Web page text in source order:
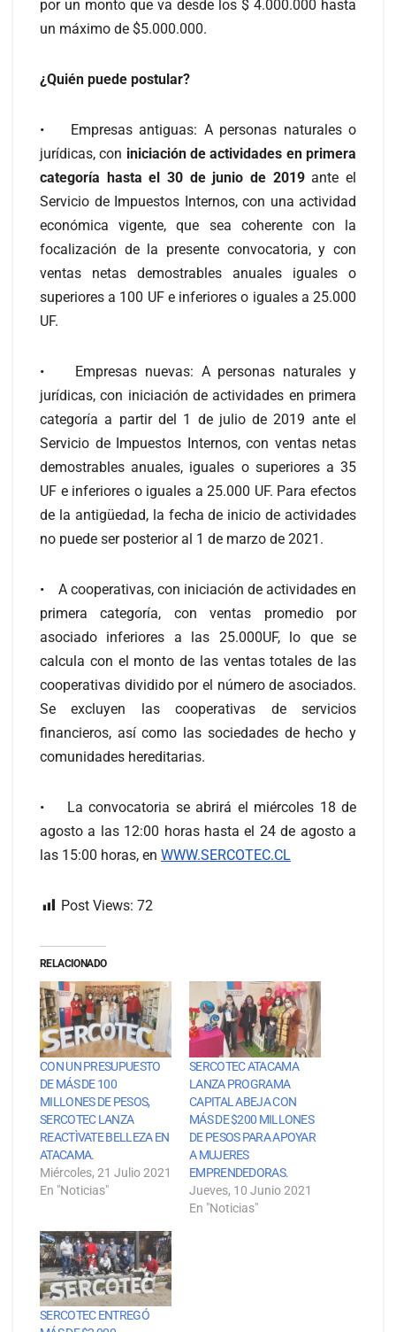
por un monto que va desde los $ 4.000.000 hasta
un máximo de $5.000.000.
¿Quién puede postular?
• Empresas antiguas: A personas naturales o
jurídicas, con iniciación de actividades en primera
categoría hasta el 30 de junio de 2019ante el
Servicio de Impuestos Internos, con una actividad
económica vigente, que sea coherente con la
focalización de la presente convocatoria, y con
ventas netas demostrables anuales iguales o
superiores a 100 UF e inferiores o iguales a 25.000
UF.
• Empresas nuevas: A personas naturales y
jurídicas, con iniciación de actividades en primera
categoría a partir del 1 de julio de 2019 ante el
Servicio de Impuestos Internos, con ventas netas
demostrables anuales, iguales o superiores a 35
UF e inferiores o iguales a 25.000 UF. Para efectos
de la antigüedad, la fecha de inicio de actividades
no puede ser posterior al 1 de marzo de 2021.
• A cooperativas, con iniciación de actividades en
primera categoría, con ventas promedio por
asociado inferiores a las 25.000UF, lo que se
calcula con el monto de las ventas totales de las
cooperativas dividido por el número de asociados.
Se excluyen las cooperativas de servicios
financieros, así como las sociedades de hecho y
comunidades hereditarias.
• La convocatoria se abrirá el miércoles 18 de
agosto a las 12:00 horas hasta el 24 de agosto a
las 15:00 horas, en WWW.SERCOTEC.CL
Post Views: 72
RELACIONADO
CON UN PRESUPUESTO
DE MÁS DE 100
MILLONES DE PESOS,
SERCOTEC LANZA
REACTÌVATE BELLEZA EN
ATACAMA.
Miércoles, 21 Julio 2021
En "Noticias"
SERCOTEC ATACAMA
LANZA PROGRAMA
CAPITAL ABEJA CON
MÁS DE $200 MILLONES
DE PESOS PARA APOYAR
A MUJERES
EMPRENDEDORAS.
Jueves, 10 Junio 2021
En "Noticias"
SERCOTEC ENTREGÓ